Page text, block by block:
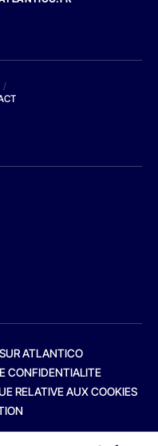
/
ATLANTICO
CONFIDENTIALITE
RELATIVE AUX COOKIES